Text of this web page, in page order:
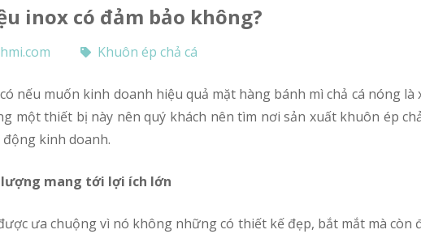
inox có đảm bảo không?
Khuôn ép chả cá
một thiết bị này nên quý khách nên tìm nơi sản xuất khuôn ép
kinh doanh.
lượng mang tới lợi ích lớn
ưa chuộng vì nó không những có thiết kế đẹp, bắt mắt mà còn